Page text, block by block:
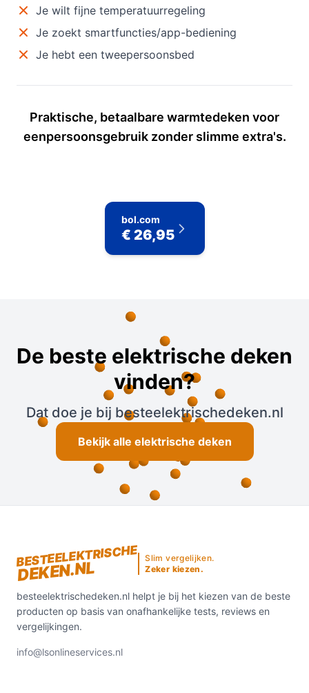
Je wilt fijne temperatuurregeling
Je zoekt smartfuncties/app-bediening
Je hebt een tweepersoonsbed
Praktische, betaalbare warmtedeken voor
eenpersoonsgebruik zonder slimme extra's.
bol.com
€ 26,95
De beste elektrische deken
vinden?
Dat doe je bij besteelektrischedeken.nl
Bekijk alle elektrische deken
BESTEELEKTRISCHE
DEKEN.NL
Slim vergelijken.
Zeker kiezen.
besteelektrischedeken.nl helpt je bij het kiezen van de beste
producten op basis van onafhankelijke tests, reviews en
vergelijkingen.
info@lsonlineservices.nl